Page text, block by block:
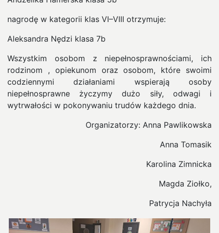
nagrodę w kategorii klas VI–VIII otrzymuje:
Aleksandra Nędzi klasa 7b
Wszystkim osobom z niepełnosprawnościami, ich
rodzinom , opiekunom oraz osobom, które swoimi
codziennymi działaniami wspierają osoby
niepełnosprawne życzymy dużo siły, odwagi i
wytrwałości w pokonywaniu trudów każdego dnia.
Organizatorzy: Anna Pawlikowska
Anna Tomasik
Karolina Zimnicka
Magda Ziołko,
Patrycja Nachyła